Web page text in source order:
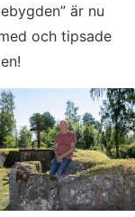
är nu
och tipsade